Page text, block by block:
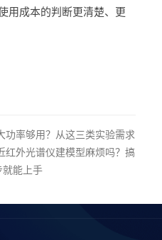
用成本的判断更清楚、更
功率够用？从这三类实验需求
红外光谱仪建模型麻烦吗？搞
就能上手